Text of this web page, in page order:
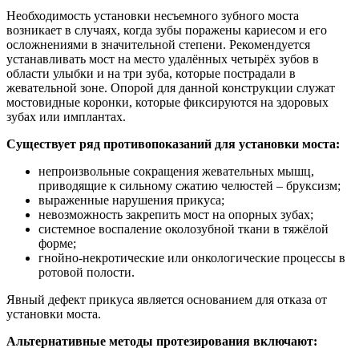
Необходимость установки несъемного зубного моста
возникает в случаях, когда зубы поражены кариесом и его
осложнениями в значительной степени. Рекомендуется
устанавливать мост на место удалённых четырёх зубов в
области улыбки и на три зуба, которые пострадали в
жевательной зоне. Опорой для данной конструкции служат
мостовидные коронки, которые фиксируются на здоровых
зубах или имплантах.
Существует ряд противопоказаний для установки моста:
непроизвольные сокращения жевательных мышц,
приводящие к сильному сжатию челюстей – бруксизм;
выраженные нарушения прикуса;
невозможность закрепить мост на опорных зубах;
системное воспаление околозубной ткани в тяжёлой
форме;
гнойно-некротические или онкологические процессы в
ротовой полости.
Явный дефект прикуса является основанием для отказа от
установки моста.
Альтернативные методы протезирования включают: